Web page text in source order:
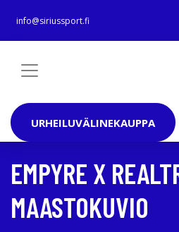
info@siriussport.fi
URHEILUVÄLINEKAUPPA
EMPYRE X
MAASTOKUVIO